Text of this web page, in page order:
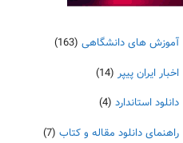
آموزش های دانشگاهی (163)
اخبار ایران پیپر (14)
دانلود استاندارد (4)
راهنمای دانلود مقاله و کتاب (7)